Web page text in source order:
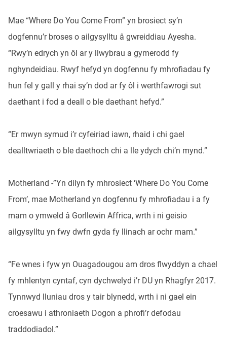
Mae “Where Do You Come From” yn brosiect sy’n
dogfennu’r broses o ailgysylltu â gwreiddiau Ayesha.
“Rwy’n edrych yn ôl ar y llwybrau a gymerodd fy
nghyndeidiau. Rwyf hefyd yn dogfennu fy mhrofiadau fy
hun fel y gall y rhai sy’n dod ar fy ôl i werthfawrogi sut
daethant i fod a deall o ble daethant hefyd.”
“Er mwyn symud i’r cyfeiriad iawn, rhaid i chi gael
dealltwriaeth o ble daethoch chi a lle ydych chi’n mynd.”
Motherland -”Yn dilyn fy mhrosiect ‘Where Do You Come
From’, mae Motherland yn dogfennu fy mhrofiadau i a fy
mam o ymweld â Gorllewin Affrica, wrth i ni geisio
ailgysylltu yn fwy dwfn gyda fy llinach ar ochr mam.”
“Fe wnes i fyw yn Ouagadougou am dros flwyddyn a chael
fy mhlentyn cyntaf, cyn dychwelyd i’r DU yn Rhagfyr 2017.
Tynnwyd lluniau dros y tair blynedd, wrth i ni gael ein
croesawu i athroniaeth Dogon a phrofi’r defodau
traddodiadol.”